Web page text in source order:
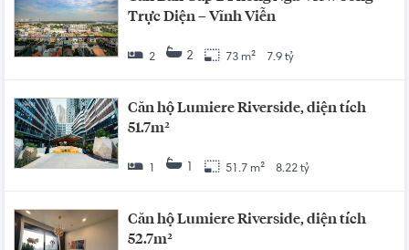
Trực Diện – Vĩnh Viễn
2 2 73 m² 7.9 tỷ
Căn hộ Lumiere Riverside, diện tích
51.7m²
1 51.7 m² 8.22 tỷ
Căn hộ Lumiere Riverside, diện tích
52.7m²